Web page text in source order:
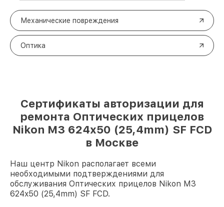
Механические повреждения
Оптика
Сертификаты авторизации для
ремонта Оптических прицелов
Nikon M3 624x50 (25,4mm) SF FCD
в Москве
Наш центр Nikon располагает всеми
необходимыми подтверждениями для
обслуживания Оптических прицелов Nikon M3
624x50 (25,4mm) SF FCD.